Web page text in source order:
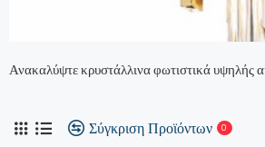
Ανακαλύψτε κρυστάλλινα φωτιστικά υψηλής
Σύγκριση Προϊόντων 0